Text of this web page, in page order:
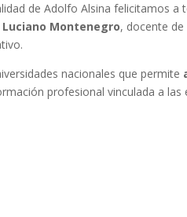
de Adolfo Alsina felicitamos a
Montenegro, docente
nacionales que permite
profesional vinculada a las